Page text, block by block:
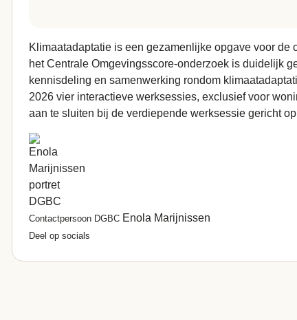
Klimaatadaptatie is een gezamenlijke opgave voor de
het Centrale Omgevingsscore-onderzoek is duidelijk
kennisdeling en samenwerking rondom
2026 vier interactieve werksessies, exclusief voor
aan te sluiten bij de verdiepende werksessie gericht
Contactpersoon DGBC Enola Marijnissen
Deel op socials